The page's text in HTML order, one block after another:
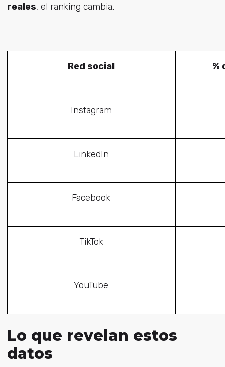
reales, el ranking cambia.
Red social %
Instagram
LinkedIn
Facebook
TikTok
YouTube
Lo que revelan estos
datos